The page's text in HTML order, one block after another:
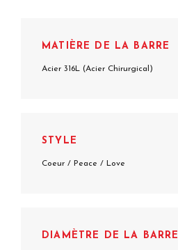
MATIÈRE DE LA BARRE
Acier 316L (Acier Chirurgical)
STYLE
Coeur / Peace / Love
DIAMÈTRE DE LA BARRE